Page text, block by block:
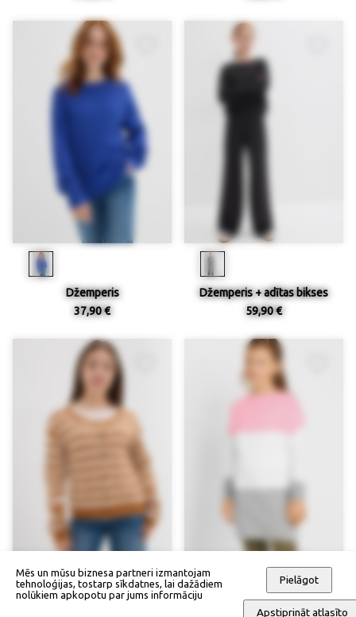
Džemperis
37,90 €
Džemperis + adītas bikses
59,90 €
Garš džemperis
Mēs un mūsu biznesa partneri izmantojam
tehnoloģijas, tostarp sīkdatnes, lai dažādiem
nolūkiem apkopotu par jums informāciju
Pielāgot
Apstiprināt atlasīto